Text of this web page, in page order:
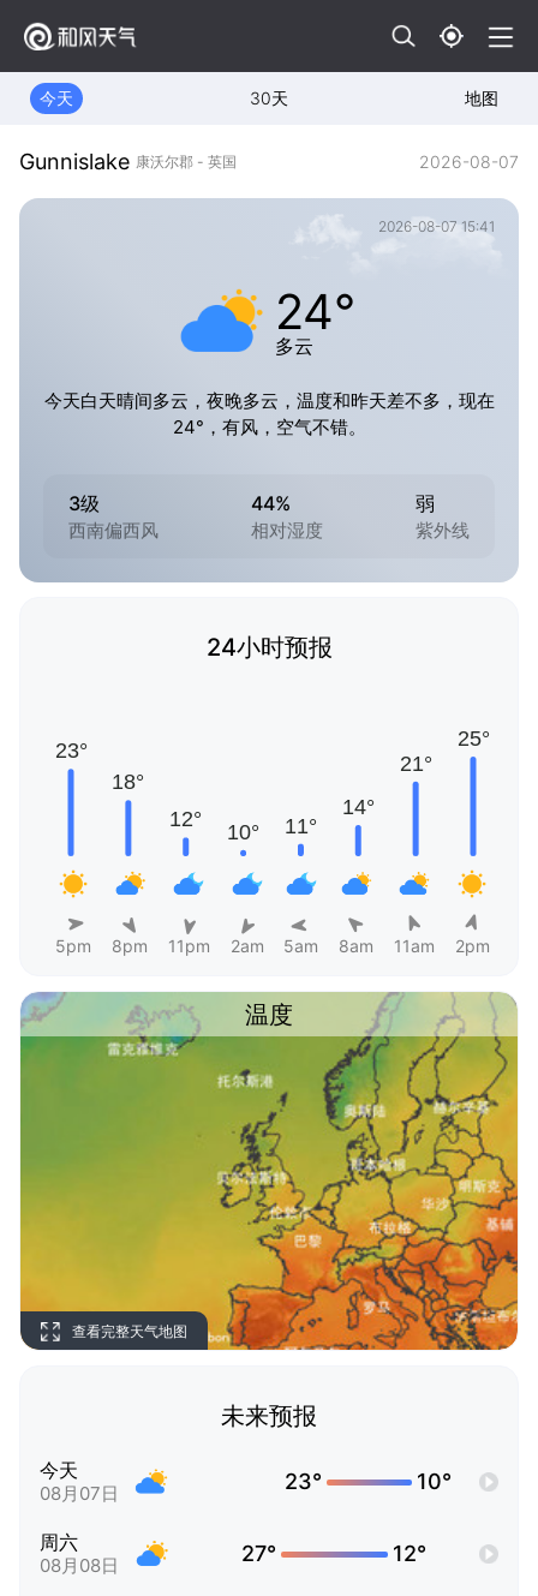
今天 30天 地图
Gunnislake 康沃尔郡 - 英国 2026-08-07
2026-08-07 15:41
24°
多云
今天白天晴间多云，夜晚多云，温度和昨天差不多，现在
24°，有风，空气不错。
3级
西南偏西风
44%
相对湿度
弱
紫外线
24小时预报
5pm 8pm 11pm 2am 5am 8am 11am 2pm
温度
查看完整天气地图
未来预报
今天
08月07日 23° 10°
周六
08月08日 27° 12°